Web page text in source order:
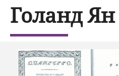
Голанд Ян